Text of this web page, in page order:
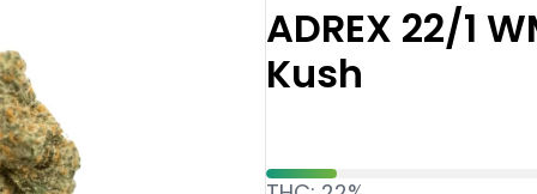
ADREX 22/1
Kush